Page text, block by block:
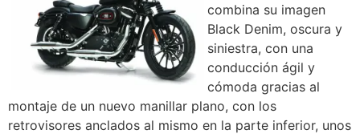
combina su imagen
Black Denim, oscura y
siniestra, con una
conducción ágil y
cómoda gracias al
montaje de un nuevo manillar plano, con los
retrovisores anclados al mismo en la parte inferior, unos